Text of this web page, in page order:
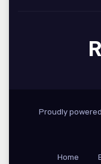
Proudly
Home